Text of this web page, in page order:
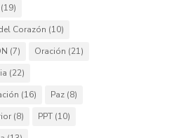
(19)
Corazón (10)
(7) Oración (21)
(22)
(16) Paz (8)
(8) PPT (10)